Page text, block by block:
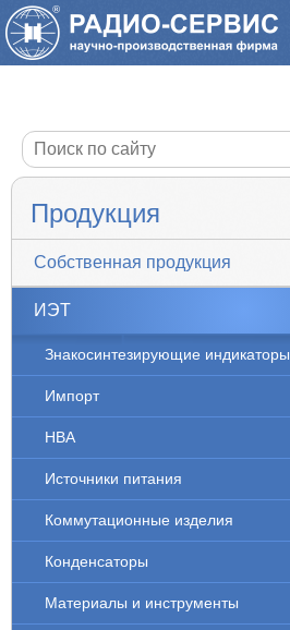
Продукция
Собственная продукция
ИЭТ
Знакосинтезирующие индикаторы
Импорт
НВА
Источники питания
Коммутационные изделия
Конденсаторы
Материалы и инструменты